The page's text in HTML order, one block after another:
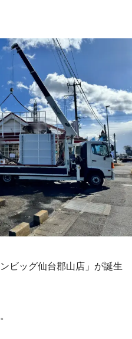
ビッグ仙台郡山店」が誕生